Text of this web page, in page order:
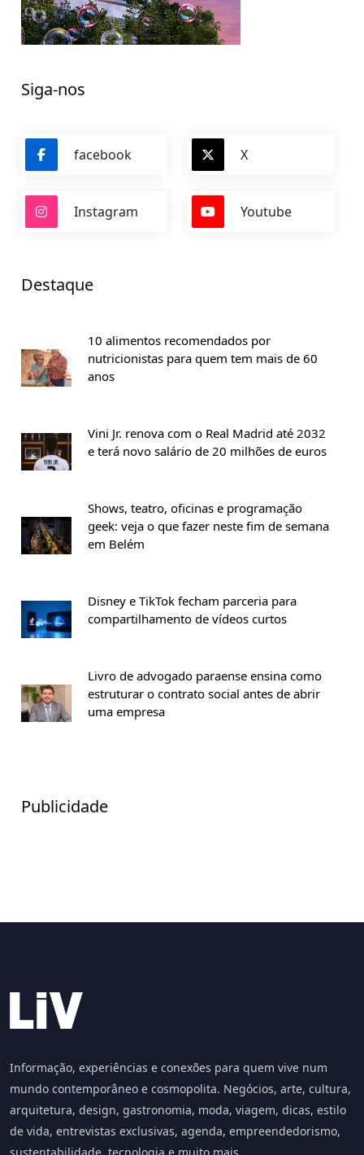
Siga-nos
facebook X
Instagram Youtube
Destaque
10 alimentos recomendados por
nutricionistas para quem tem mais de 60
anos
Vini Jr. renova com o Real Madrid até 2032
e terá novo salário de 20 milhões de euros
Shows, teatro, oficinas e programação
geek: veja o que fazer neste fim de semana
em Belém
Disney e TikTok fecham parceria para
compartilhamento de vídeos curtos
Livro de advogado paraense ensina como
estruturar o contrato social antes de abrir
uma empresa
Publicidade
Informação, experiências e conexões para quem vive num
mundo contemporâneo e cosmopolita. Negócios, arte, cultura,
arquitetura, design, gastronomia, moda, viagem, dicas, estilo
de vida, entrevistas exclusivas, agenda, empreendedorismo,